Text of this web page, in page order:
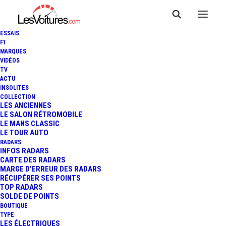
ESSAIS
F1
MARQUES
VIDÉOS
TV
ACTU
INSOLITES
COLLECTION
LES ANCIENNES
LE SALON RÉTROMOBILE
LE MANS CLASSIC
LE TOUR AUTO
RADARS
INFOS RADARS
CARTE DES RADARS
MARGE D’ERREUR DES RADARS
RÉCUPÉRER SES POINTS
TOP RADARS
SOLDE DE POINTS
BOUTIQUE
TYPE
LES ÉLECTRIQUES
3 juin 2013
BRABUS GL B63-620